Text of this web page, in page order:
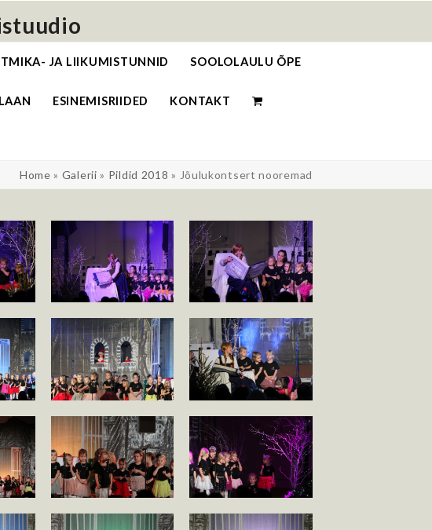
JA LIIKUMISTUNNID SOOLOLAULU ÕPE
ESINEMISRIIDED KONTAKT
Home » Galerii » Pildid 2018 » Jõulukontsert nooremad